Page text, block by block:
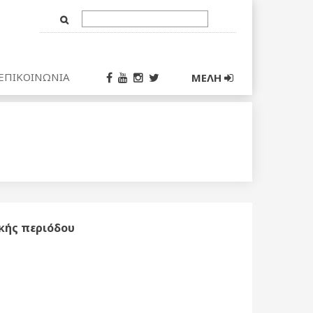
Input
ΜΕΛΗ
περιόδου